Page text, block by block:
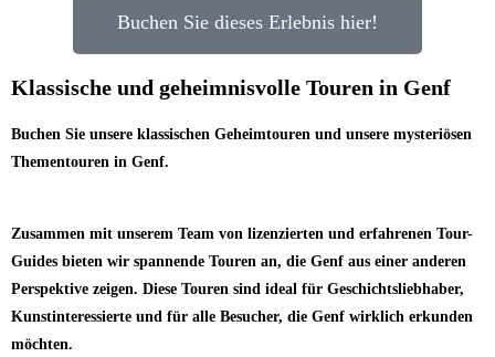
Buchen Sie dieses Erlebnis hier!
Klassische und geheimnisvolle Touren in Genf
Buchen Sie unsere klassischen Geheimtouren und unsere mysteriösen
Thementouren in Genf.
Zusammen mit unserem Team von lizenzierten und erfahrenen Tour-
Guides bieten wir spannende Touren an, die Genf aus einer anderen
Perspektive zeigen. Diese Touren sind ideal für Geschichtsliebhaber,
Kunstinteressierte und für alle Besucher, die Genf wirklich erkunden
möchten.